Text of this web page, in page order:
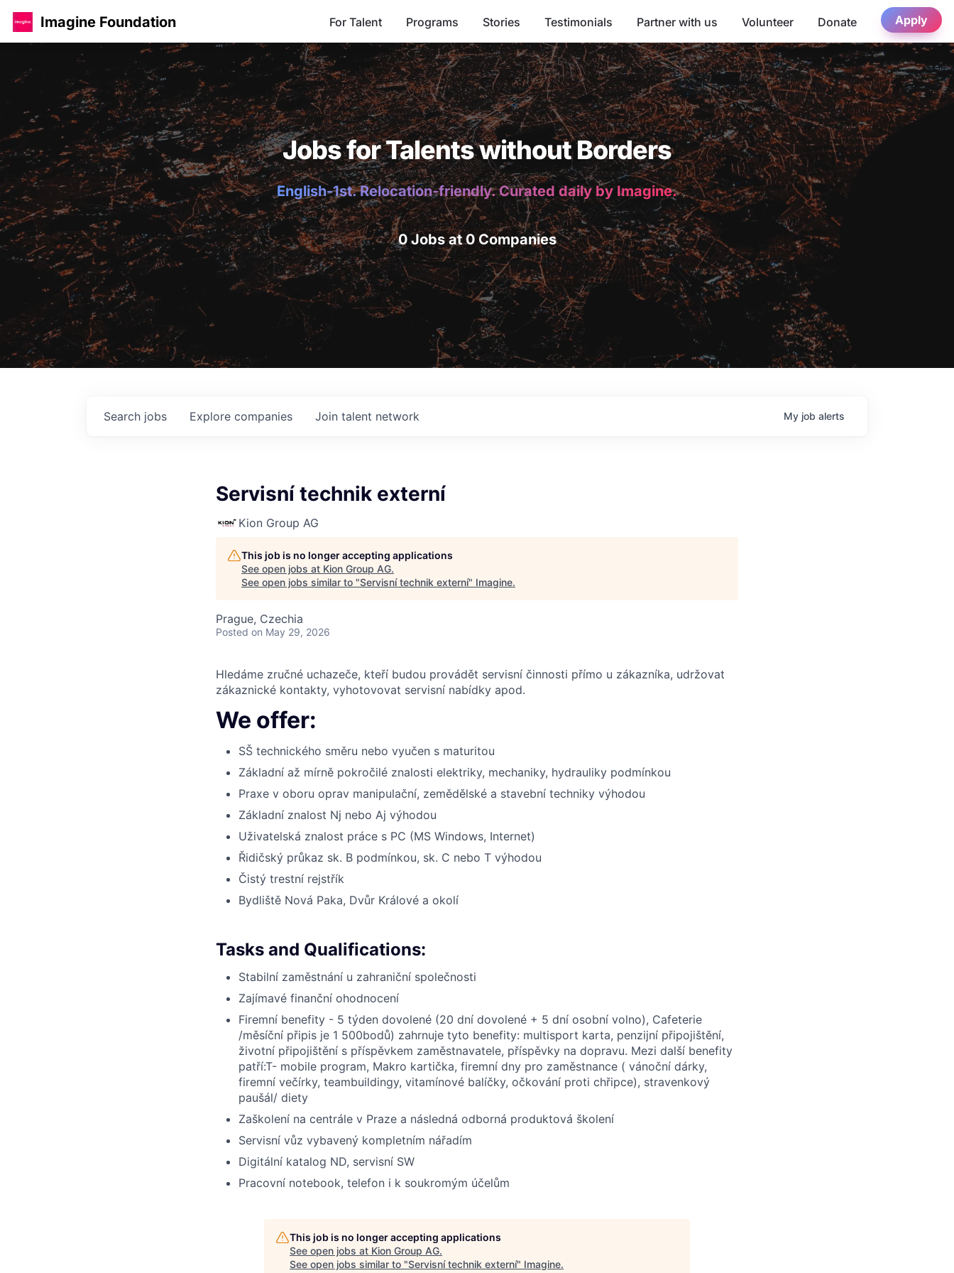
Imagine Foundation For Talent Programs Stories Testimonials Partner with us Volunteer Donate Apply
Jobs for Talents without Borders
English-1st. Relocation-friendly. Curated daily by Imagine.
0 Jobs at 0 Companies
Search jobs Explore companies Join talent network My job alerts
Servisní technik externí
Kion Group AG
This job is no longer accepting applications
See open jobs at Kion Group AG.
See open jobs similar to "Servisní technik externí" Imagine.
Prague, Czechia
Posted on May 29, 2026
Hledáme zručné uchazeče, kteří budou provádět servisní činnosti přímo u zákazníka, udržovat
zákaznické kontakty, vyhotovovat servisní nabídky apod.
We offer:
SŠ technického směru nebo vyučen s maturitou
Základní až mírně pokročilé znalosti elektriky, mechaniky, hydrauliky podmínkou
Praxe v oboru oprav manipulační, zemědělské a stavební techniky výhodou
Základní znalost Nj nebo Aj výhodou
Uživatelská znalost práce s PC (MS Windows, Internet)
Řidičský průkaz sk. B podmínkou, sk. C nebo T výhodou
Čistý trestní rejstřík
Bydliště Nová Paka, Dvůr Králové a okolí
Tasks and Qualifications:
Stabilní zaměstnání u zahraniční společnosti
Zajímavé finanční ohodnocení
Firemní benefity - 5 týden dovolené (20 dní dovolené + 5 dní osobní volno), Cafeterie
/měsíční připis je 1 500bodů) zahrnuje tyto benefity: multisport karta, penzijní připojištění,
životní připojištění s příspěvkem zaměstnavatele, příspěvky na dopravu. Mezi další benefity
patří:T- mobile program, Makro kartička, firemní dny pro zaměstnance ( vánoční dárky,
firemní večírky, teambuildingy, vitamínové balíčky, očkování proti chřipce), stravenkový
paušál/ diety
Zaškolení na centrále v Praze a následná odborná produktová školení
Servisní vůz vybavený kompletním nářadím
Digitální katalog ND, servisní SW
Pracovní notebook, telefon i k soukromým účelům
This job is no longer accepting applications
See open jobs at Kion Group AG.
See open jobs similar to "Servisní technik externí" Imagine.